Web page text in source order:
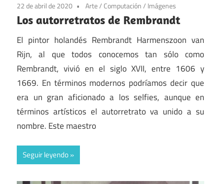
22 de abril de 2020 Arte/ Computación/ Imágenes
Los autorretratos de Rembrandt
El pintor holandés Rembrandt Harmenszoon van
Rijn, al que todos conocemos tan sólo como
Rembrandt, vivió en el siglo XVII, entre 1606 y
1669. En términos modernos podríamos decir que
era un gran aficionado a los selfies, aunque en
términos artísticos el autorretrato va unido a su
nombre. Este maestro
Seguir leyendo